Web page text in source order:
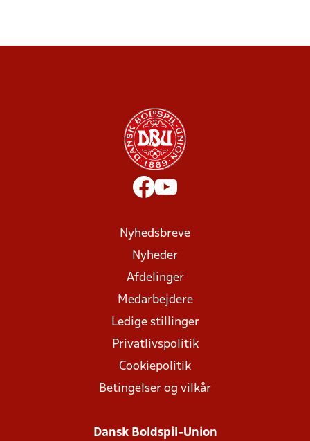
Nyhedsbreve
Nyheder
Afdelinger
Medarbejdere
Ledige stillinger
Privatlivspolitik
Cookiepolitik
Betingelser og vilkår
Dansk Boldspil-Union